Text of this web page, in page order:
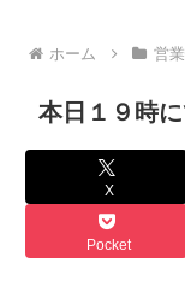
ホーム 営
本日１９時
X
Pocket